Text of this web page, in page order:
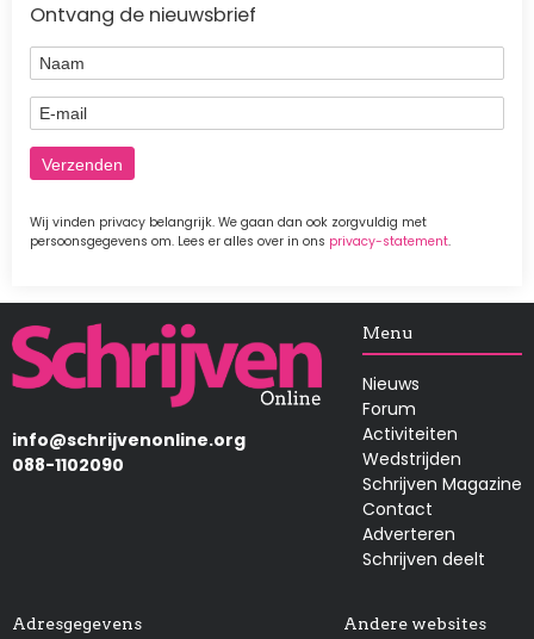
Ontvang de nieuwsbrief
Naam
E-mail
Wij vinden privacy belangrijk. We gaan dan ook zorgvuldig met
persoonsgegevens om. Lees er alles over in ons privacy-statement.
Afbeelding
info@schrijvenonline.org
088-1102090
Menu
Nieuws
Forum
Activiteiten
Wedstrijden
Schrijven Magazine
Contact
Adverteren
Schrijven deelt
Adresgegevens Andere websites